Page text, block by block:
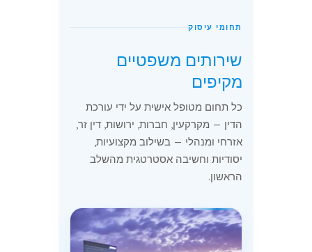
תחומי עיסוק
שירותים משפטיים
מקיפים
כל תחום מטופל אישית על ידי עורכת
הדין — מקרקעין, חברות, ירושות, דין זר,
אזרחי ומנהלי — בשילוב מקצועיות,
יסודיות וחשיבה אסטרטגית מהשלב
הראשון.